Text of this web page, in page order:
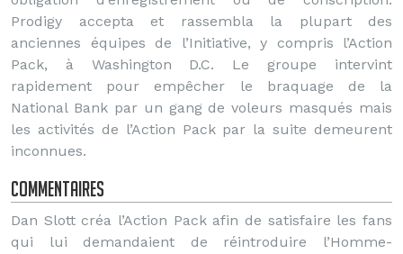
Prodigy accepta et rassembla la plupart des
anciennes équipes de l’Initiative, y compris l’Action
Pack, à Washington D.C. Le groupe intervint
rapidement pour empêcher le braquage de la
National Bank par un gang de voleurs masqués mais
les activités de l’Action Pack par la suite demeurent
inconnues.
Commentaires
Dan Slott créa l’Action Pack afin de satisfaire les fans
qui lui demandaient de réintroduire l’Homme-